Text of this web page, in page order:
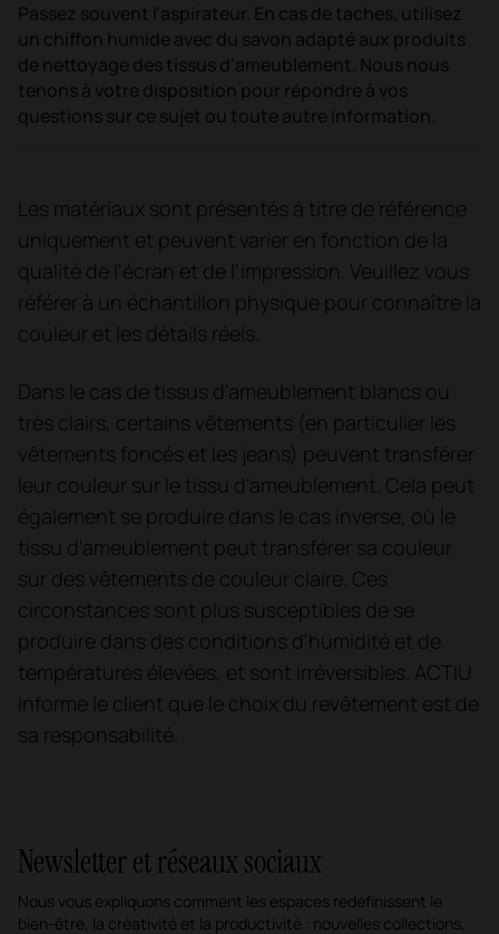
Passez souvent l'aspirateur. En cas de taches, utilisez
un chiffon humide avec du savon adapté aux produits
de nettoyage des tissus d'ameublement. Nous nous
tenons à votre disposition pour répondre à vos
questions sur ce sujet ou toute autre information.
Les matériaux sont présentés à titre de référence
uniquement et peuvent varier en fonction de la
qualité de l'écran et de l'impression. Veuillez vous
référer à un échantillon physique pour connaître la
couleur et les détails réels.
Dans le cas de tissus d'ameublement blancs ou
très clairs, certains vêtements (en particulier les
vêtements foncés et les jeans) peuvent transférer
leur couleur sur le tissu d'ameublement. Cela peut
également se produire dans le cas inverse, où le
tissu d'ameublement peut transférer sa couleur
sur des vêtements de couleur claire. Ces
circonstances sont plus susceptibles de se
produire dans des conditions d'humidité et de
températures élevées, et sont irréversibles. ACTIU
informe le client que le choix du revêtement est de
sa responsabilité.
Newsletter et réseaux sociaux
Nous vous expliquons comment les espaces redéfinissent le
bien-être, la créativité et la productivité : nouvelles collections,